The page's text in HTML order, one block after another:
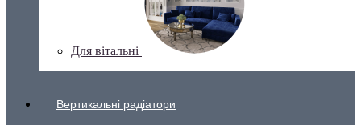
Для вітальні
Вертикальні радіатори